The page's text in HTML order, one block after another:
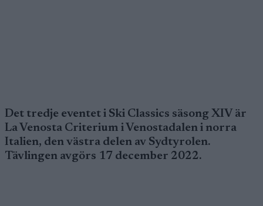
Det tredje eventet i Ski Classics säsong XIV är
La Venosta Criterium i Venostadalen i norra
Italien, den västra delen av Sydtyrolen.
Tävlingen avgörs 17 december 2022.